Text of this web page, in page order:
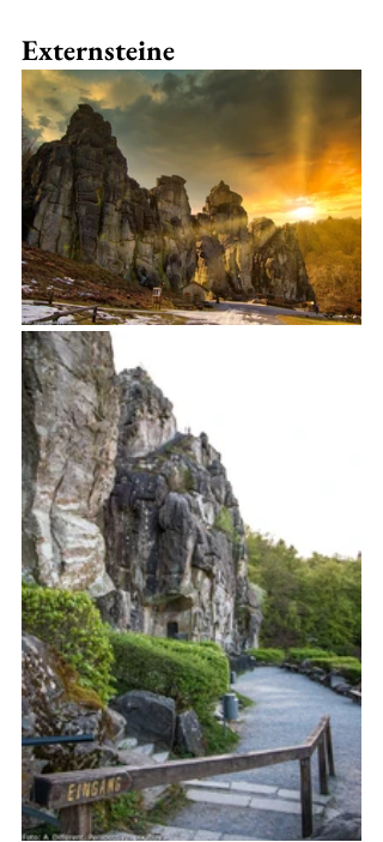
Externsteine